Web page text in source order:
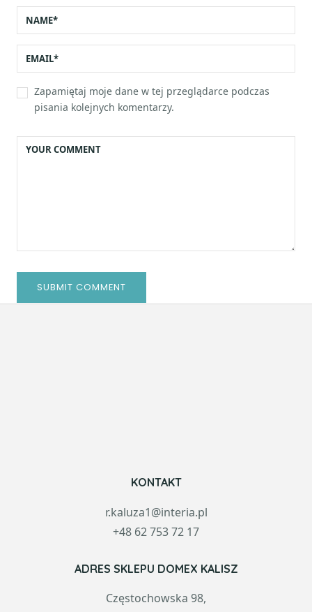
Zapamiętaj moje dane w tej przeglądarce podczas
pisania kolejnych komentarzy.
KONTAKT
r.kaluza1@interia.pl
+48 62 753 72 17
ADRES SKLEPU DOMEX KALISZ
Częstochowska 98,